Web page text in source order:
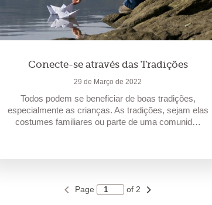
Conecte-se através das Tradições
29 de Março de 2022
Todos podem se beneficiar de boas tradições,
especialmente as crianças. As tradições, sejam elas
costumes familiares ou parte de uma comunid…
Page of 2